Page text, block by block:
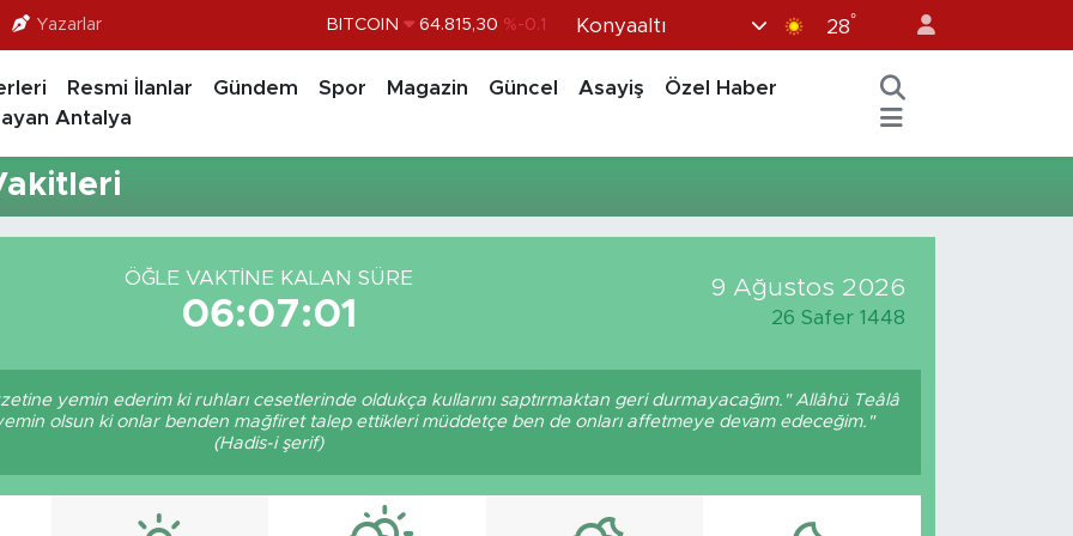
Yazarlar BITCOIN 64.815,30 %-0.1
STERLİN 64,4811 %0.38
BİST100 13.779 %-14
Konyaaltı 28°
Resmi İlanlar Gündem Spor Magazin Güncel Asayiş
Özel Haber
Antalya
ÖĞLE VAKTINE KALAN SÜRE
06:07:01
9 Ağustos 2026
26 Safer 1448
yemin ederim ki ruhları cesetlerinde oldukça kullarını saptırmaktan geri durmayacağım." Allâhü Teâlâ
olsun ki onlar benden mağfiret talep ettikleri müddetçe ben de onları affetmeye devam edeceğim."
(Hadis-i şerif)